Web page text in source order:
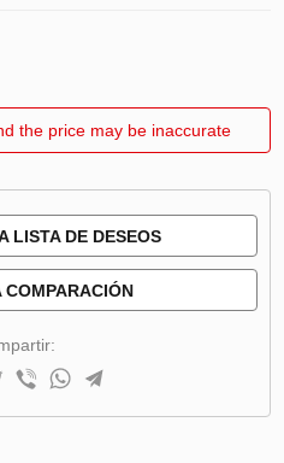
the price may be inaccurate
LISTA DE DESEOS
COMPARACIÓN